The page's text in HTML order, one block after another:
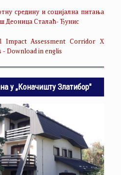
средину и социјална питања
Деоница Сталаћ- Ђунис
Impact Assessment Corridor X
- Download in englis
у „Коначишту Златибор"